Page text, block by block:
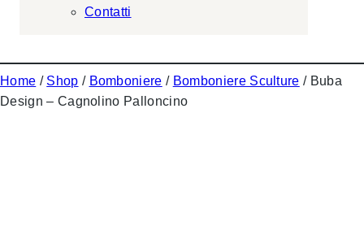
Contatti
Home / Shop / Bomboniere / Bomboniere Sculture / Buba
Design – Cagnolino Palloncino